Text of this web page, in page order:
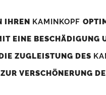
IHREN KAMINKOPF
EINE BESCHÄDIGUNG
ZUGLEISTUNG DES
VERSCHÖNERUNG